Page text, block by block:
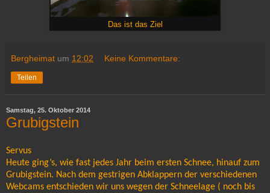
Das ist das Ziel
Bergheimat um 12:02 Keine Kommentare:
Teilen
Samstag, 25. Oktober 2014
Grubigstein
Servus
Heute ging’s, wie fast jedes Jahr beim ersten Schnee, hinauf zum
Grubigstein. Nach dem gestrigen Abklappern der verschiedenen
Webcams entschieden wir uns wegen der Schneelage ( noch bis